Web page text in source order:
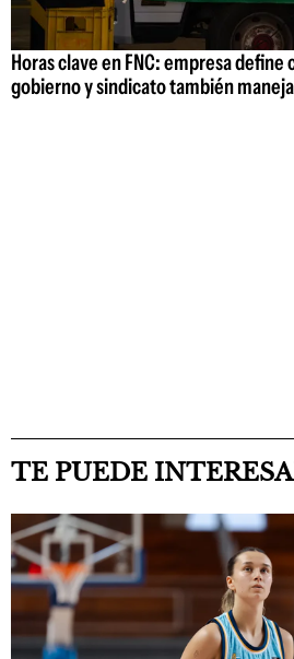
Horas clave en FNC: empresa
gobierno y sindicato también
TE PUEDE